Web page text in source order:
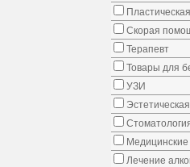
Скорая
Терапевт
Товары для
УЗИ
Медицинские
Лечение